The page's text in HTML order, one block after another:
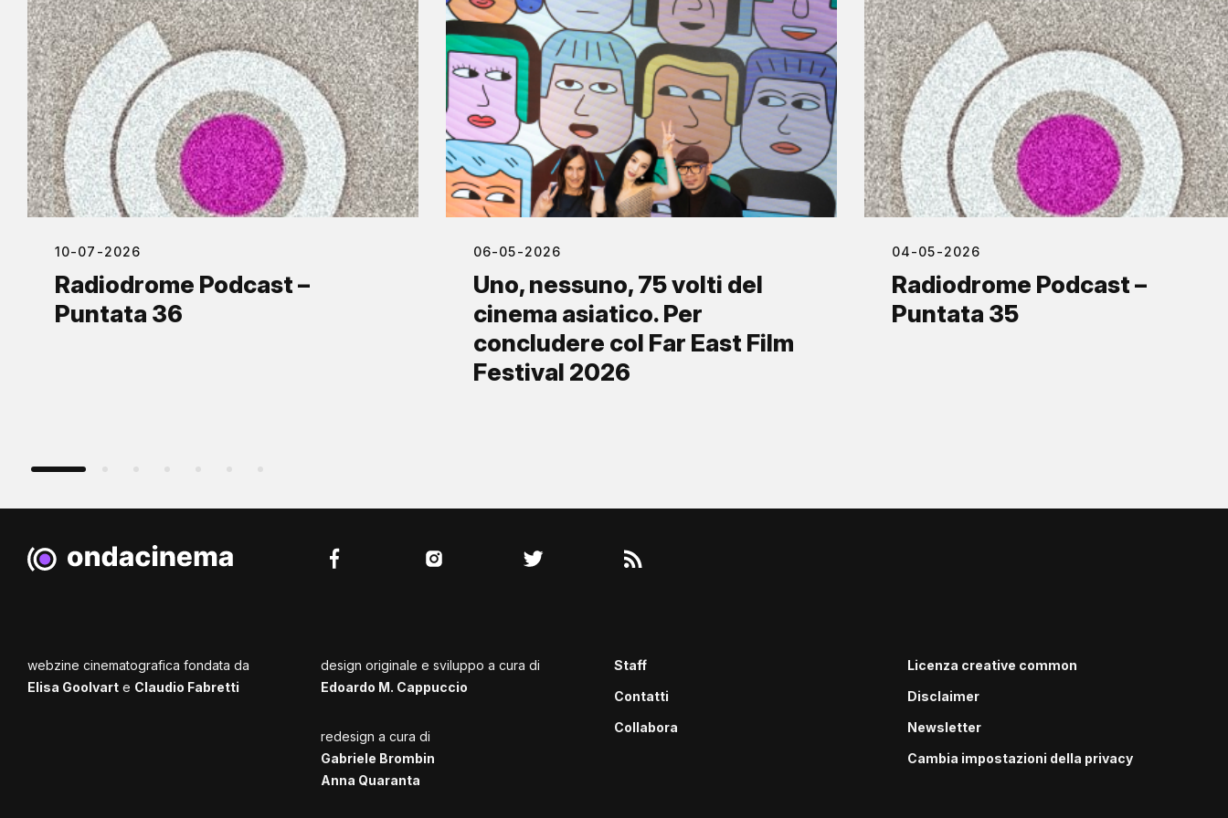
10-07-2026
Radiodrome Podcast –
Puntata 36
06-05-2026
Uno, nessuno, 75 volti del
cinema asiatico. Per
concludere col Far East Film
Festival 2026
04-05-2026
Radiodrome Podcast –
Puntata 35
webzine cinematografica fondata da
Elisa Goolvart e Claudio Fabretti
design originale e sviluppo a cura di
Edoardo M. Cappuccio
redesign a cura di
Gabriele Brombin
Anna Quaranta
Staff
Contatti
Collabora
Licenza creative common
Disclaimer
Newsletter
Cambia impostazioni della privacy